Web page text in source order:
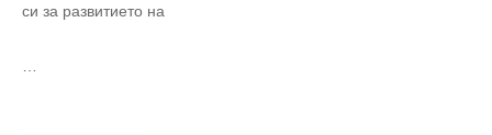
си за развитието на